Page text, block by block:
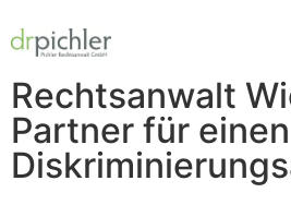
Rechtsanwalt
Partner für einen